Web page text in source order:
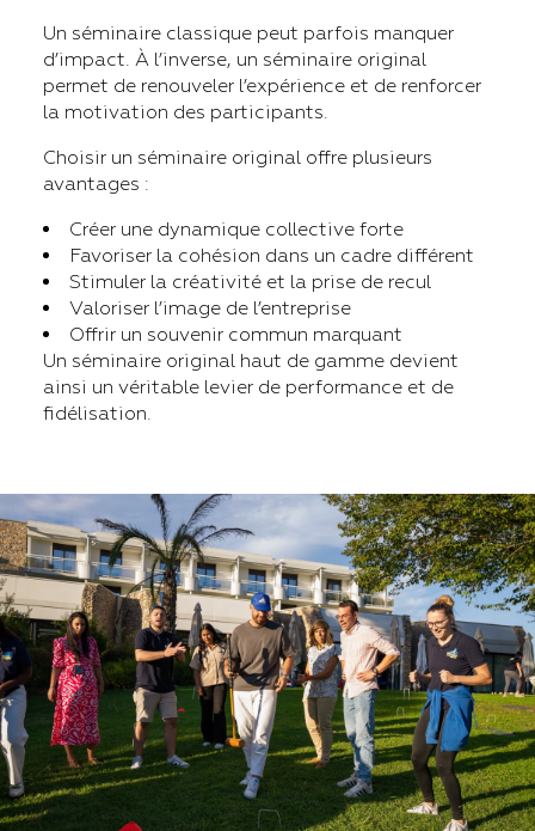
Un séminaire classique peut parfois manquer
d’impact. À l’inverse, un séminaire original
permet de renouveler l’expérience et de renforcer
la motivation des participants.
Choisir un séminaire original offre plusieurs
avantages :
Créer une dynamique collective forte
Favoriser la cohésion dans un cadre différent
Stimuler la créativité et la prise de recul
Valoriser l’image de l’entreprise
Offrir un souvenir commun marquant
Un séminaire original haut de gamme devient
ainsi un véritable levier de performance et de
fidélisation.